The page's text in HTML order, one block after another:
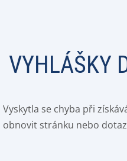
VYHLÁŠKY
Vyskytla se chyba při
obnovit stránku nebo